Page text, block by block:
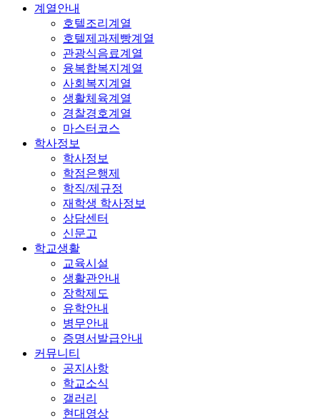
계열안내
호텔조리계열
호텔제과제빵계열
관광식음료계열
융복합복지계열
사회복지계열
생활체육계열
경찰경호계열
마스터코스
학사정보
학사정보
학점은행제
학직/제규정
재학생 학사정보
상담센터
신문고
학교생활
교육시설
생활관안내
장학제도
유학안내
병무안내
증명서발급안내
커뮤니티
공지사항
학교소식
갤러리
현대영상